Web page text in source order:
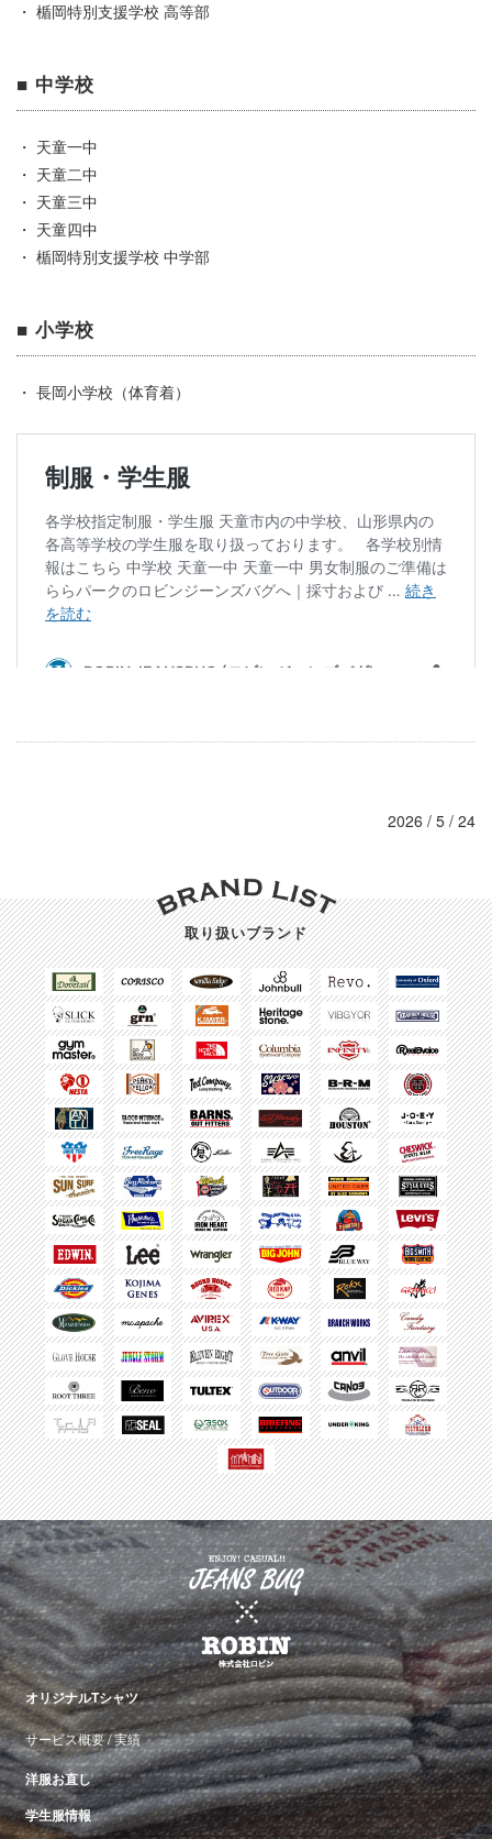
・ 楯岡特別支援学校 高等部
■ 中学校
・ 天童一中
・ 天童二中
・ 天童三中
・ 天童四中
・ 楯岡特別支援学校 中学部
■ 小学校
・ 長岡小学校（体育着）
2026 / 5 / 24
取り扱いブランド
オリジナルTシャツ
サービス概要/実績
洋服お直し
学生服情報